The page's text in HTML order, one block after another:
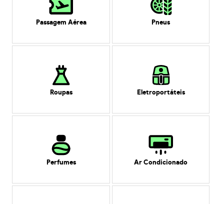
Passagem Aérea Pneus
Roupas Eletroportáteis
Perfumes Ar Condicionado